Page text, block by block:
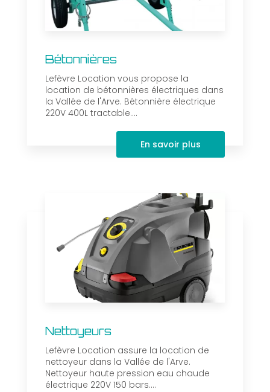
Bétonnières
Lefèvre Location vous propose la
location de bétonnières électriques dans
la Vallée de l'Arve. Bétonnière électrique
220V 400L tractable....
En savoir plus
Nettoyeurs
Lefèvre Location assure la location de
nettoyeur dans la Vallée de l'Arve.
Nettoyeur haute pression eau chaude
électrique 220V 150 bars....